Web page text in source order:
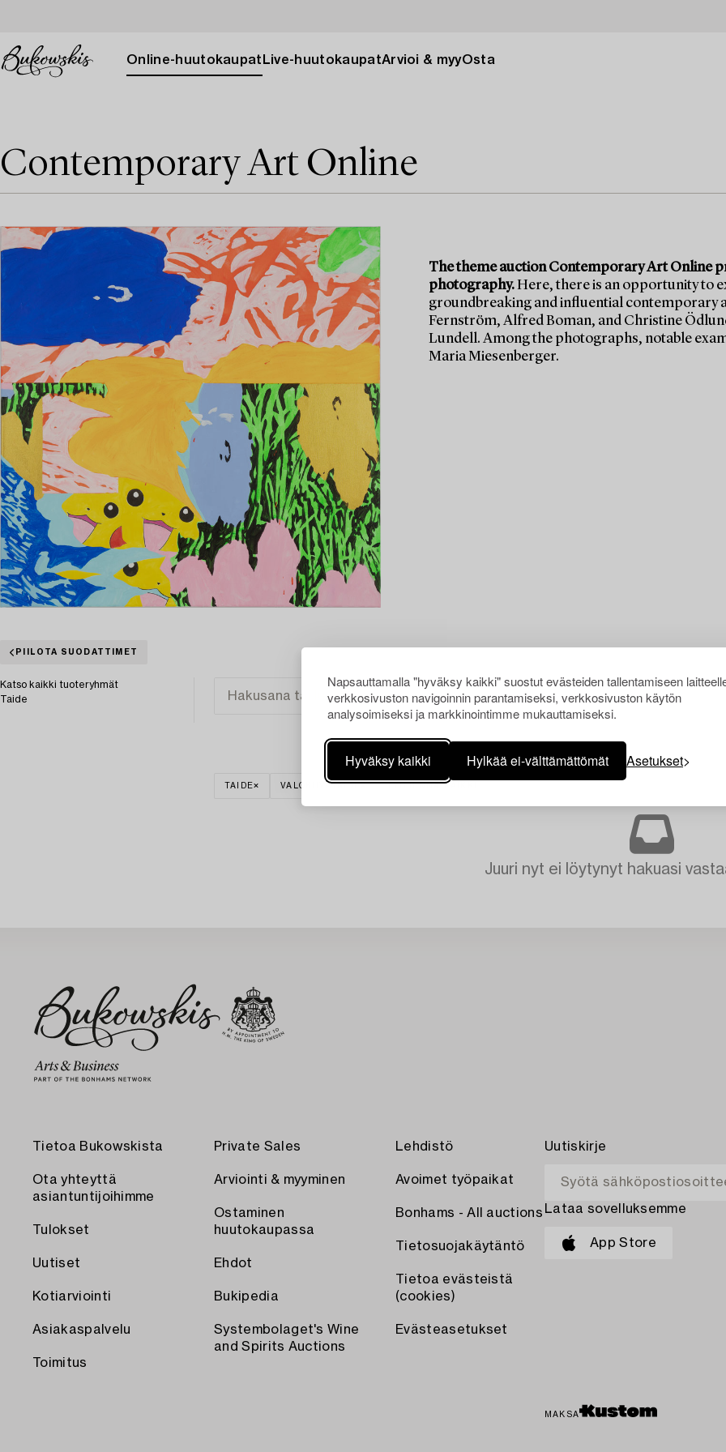
Napsauttamalla "hyväksy kaikki" suostut evästeiden tallentamiseen
verkkosivuston navigoinnin parantamiseksi, verkkosivuston käytön
analysoimiseksi ja markkinointimme mukauttamiseksi.
Hyväksy kaikki Hylkää ei-välttämättömät Asetukset
Online-huutokaupat Live-huutokaupatArvioi & myyOsta
Contemporary Art Online
The theme auction Contemporary Art Online
photography.Here, there is an opportunity to
groundbreaking and influential contemporary
Fernström, Alfred Boman, and Christine
Lundell. Among the photographs, notable
Maria Miesenberger.
PIILOTA SUODATTIMET
Katso kaikki tuoteryhmät
Taide
TAIDE VALOKUVATAIDE TYHJENNÄ KAIKKI
Juuri nyt ei löytynyt hakuasi
Tietoa Bukowskista
Ota yhteyttä
asiantuntijoihimme
Tulokset
Uutiset
Kotiarviointi
Asiakaspalvelu
Toimitus
Private Sales
Arviointi & myyminen
Ostaminen
huutokaupassa
Ehdot
Bukipedia
Systembolaget's Wine
and Spirits Auctions
Lehdistö
Avoimet työpaikat
Bonhams - All auctions
Tietosuojakäytäntö
Tietoa evästeistä
(cookies)
Evästeasetukset
Uutiskirje
Lataa sovelluksemme
App Store
MAKSA